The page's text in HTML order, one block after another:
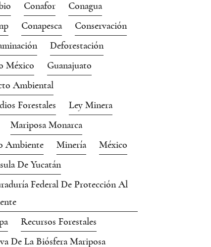
Conafor
Conagua
Conapesca
Conservación
Deforestación
México
Guanajuato
Ambiental
Forestales
Ley Minera
Mariposa Monarca
Ambiente
Minería
México
De Yucatán
Federal De Protección Al
Recursos Forestales
De La Biósfera Mariposa